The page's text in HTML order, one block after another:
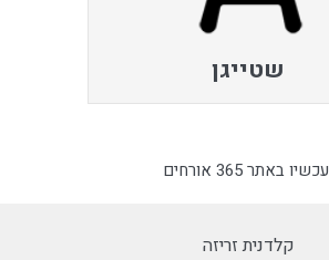
שטייגן
עכשיו באתר 365 אורחים
קלדנית זריזה